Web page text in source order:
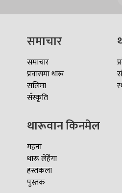
समाचार
समाचार
प्रवासमा थारू
सलिमा
सँस्कृति
थारूवान किनमेल
गहना
थारू लेहेँगा
हस्तकला
पुस्तक